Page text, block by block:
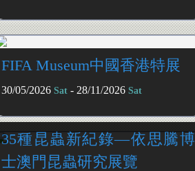
FIFA Museum中國香港特展
30/05/2026 Sat- 28/11/2026 Sat
35種昆蟲新紀錄—依思騰博
士澳門昆蟲研究展覽